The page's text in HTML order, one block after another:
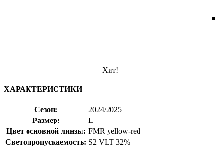
Хит!
ХАРАКТЕРИСТИКИ
Сезон:
2024/2025
Размер:
L
Цвет основной линзы: FMR yellow-red
Светопропускаемость: S2 VLT 32%